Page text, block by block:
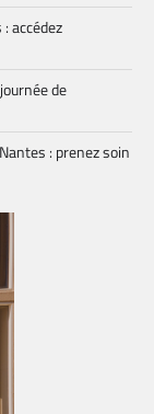
accédez
de
: prenez soin